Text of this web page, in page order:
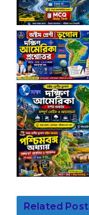
Related Post